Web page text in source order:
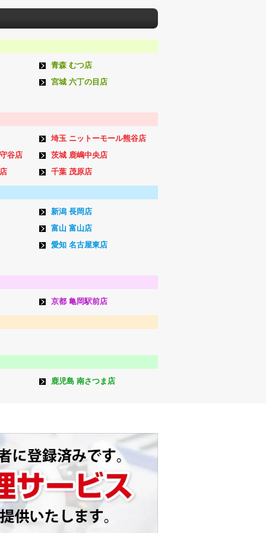
青森 むつ店
宮城 六丁の目店
埼玉 ニットーモール熊谷店
谷店
茨城 鹿嶋中央店
千葉 茂原店
新潟 長岡店
富山 富山店
愛知 名古屋東店
京都 亀岡駅前店
鹿児島 南さつま店